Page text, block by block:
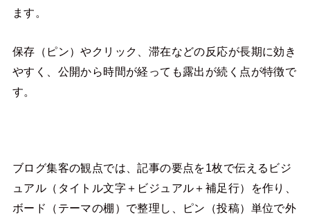
ます。
保存（ピン）やクリック、滞在などの反応が長期に効き
やすく、公開から時間が経っても露出が続く点が特徴で
す。
ブログ集客の観点では、記事の要点を1枚で伝えるビジ
ュアル（タイトル文字＋ビジュアル＋補足行）を作り、
ボード（テーマの棚）で整理し、ピン（投稿）単位で外